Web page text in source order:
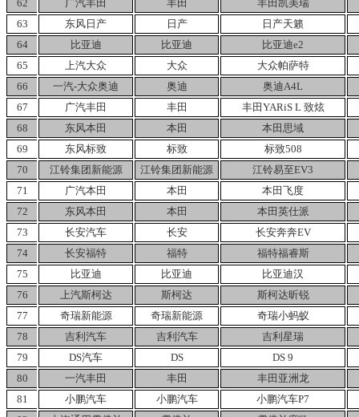
62
广汽丰田 丰田
丰田凯美瑞
63
东风日产 日产
日产天籁
64
比亚迪 比亚迪
比亚迪e2
65
上汽大众 大众
大众帕萨特
66
一汽-大众奥迪 奥迪
奥迪A4L
67
广汽丰田 丰田 丰田YARiS L 致炫
68
东风本田 本田
本田思域
69
东风标致 标致
标致508
70
江铃集团新能源 江铃集团新能源
江铃易至EV3
71
广汽本田 本田
本田飞度
72
东风本田 本田
本田英仕派
73
长安汽车 长安
长安奔奔EV
74
长安福特 福特
福特福睿斯
75
比亚迪 比亚迪
比亚迪汉
76
上汽斯柯达 斯柯达
斯柯达昕锐
77
奇瑞新能源 奇瑞新能源
奇瑞小蚂蚁
78
吉利汽车 吉利汽车
吉利星瑞
79
DS汽车 DS DS 9
80
一汽丰田 丰田
丰田亚洲龙
81
小鹏汽车 小鹏汽车
小鹏汽车P7